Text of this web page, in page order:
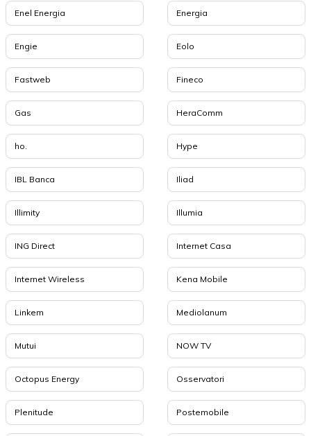
Enel Energia Energia
Engie Eolo
Fastweb Fineco
Gas HeraComm
ho. Hype
IBL Banca Iliad
Illimity Illumia
ING Direct Internet Casa
Internet Wireless Kena Mobile
Linkem Mediolanum
Mutui NOW TV
Octopus Energy Osservatori
Plenitude Postemobile